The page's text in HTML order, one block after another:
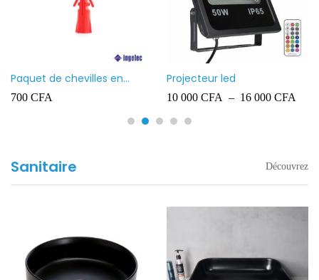
Paquet de chevilles en
plastique Ingelec – 8
700 CFA
Projecteur led
10 000 CFA – 16 000 CFA
Sanitaire Découvrez